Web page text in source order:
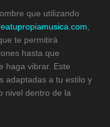
que utilizando
te permitirá
hasta que
haga vibrar. Este
adaptadas a tu estilo y
nivel dentro de la